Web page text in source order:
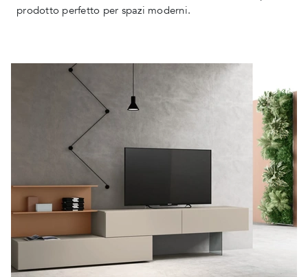
prodotto perfetto per spazi moderni.